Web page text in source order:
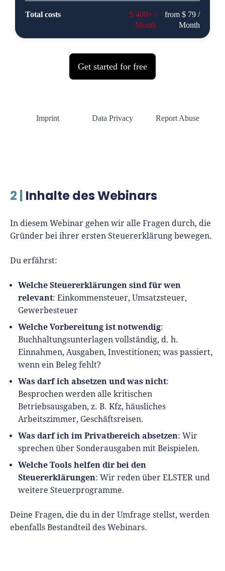
2 | Inhalte des Webinars
In diesem Webinar gehen wir alle Fragen durch, die
Gründer bei ihrer ersten Steuererklärung bewegen.
Du erfährst:
Welche Steuererklärungen sind für wen
relevant: Einkommensteuer, Umsatzsteuer,
Gewerbesteuer
Welche Vorbereitung ist notwendig:
Buchhaltungsunterlagen vollständig, d. h.
Einnahmen, Ausgaben, Investitionen; was passiert,
wenn ein Beleg fehlt?
Was darf ich absetzen und was nicht:
Besprochen werden alle kritischen
Betriebsausgaben, z. B. Kfz, häusliches
Arbeitszimmer, Geschäftsreisen.
Was darf ich im Privatbereich absetzen: Wir
sprechen über Sonderausgaben mit Beispielen.
Welche Tools helfen dir bei den
Steuererklärungen: Wir reden über ELSTER und
weitere Steuerprogramme.
Deine Fragen, die du in der Umfrage stellst, werden
ebenfalls Bestandteil des Webinars.